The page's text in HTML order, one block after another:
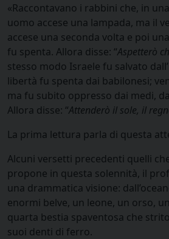
«Raccontavano i rabbini che, in
uomo accese una lampada, ma il
accese una seconda volta e poi
fu spenta. Allora disse: “Aspetterò
stesso modo Israele fu salvato
libertà fu spenta dai babilonesi;
ma fu subito oppresso dai medi,
Allora disse: “Attenderò il sole, il
La prima lettura parla di questa
Alcuni versetti precedenti quelli
propone in questa solennità, il
una drammatica visione:
enormi belve, un leone, un orso,
quarta bestia spaventosa che
suoi denti di ferro.